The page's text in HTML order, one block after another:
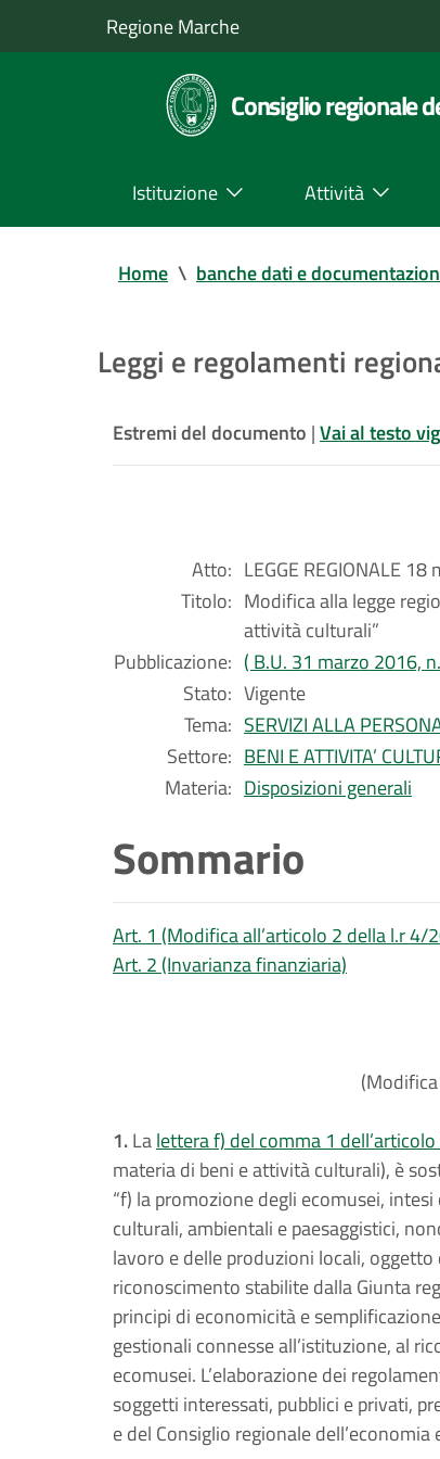
Regione Marche
Consiglio regionale
Istituzione Attività
Home \ banche dati e
Leggi e regolamenti
Estremi del documento |Vai al testo
Atto: LEGGE REGIONALE
Titolo: Modifica alla legge
attività culturali”
Pubblicazione: ( B.U. 31 marzo 2016,
Stato: Vigente
Tema: SERVIZI ALLA
Settore: BENI E ATTIVITA’
Materia: Disposizioni generali
Sommario
Art. 1 (Modifica all’articolo 2 della l.r 4/
Art. 2 (Invarianza finanziaria)
1.Lalettera f) del comma 1
materia di beni e attività culturali), è
“f) la promozione degli ecomusei,
culturali, ambientali e paesaggistici,
lavoro e delle produzioni locali,
riconoscimento stabilite dalla Giunta
principi di economicità e
gestionali connesse all’istituzione, al
ecomusei. L’elaborazione dei
soggetti interessati, pubblici e privati,
e del Consiglio regionale dell’economia